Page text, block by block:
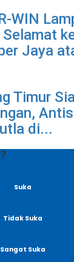
WIN
Jaya
Timur
di...
Suka
Tidak Suka
Sangat Suka